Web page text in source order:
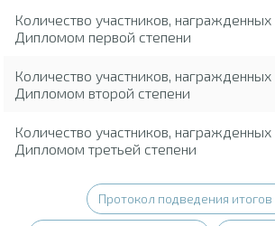
Количество участников, награжденных
Дипломом первой степени
Количество участников, награжденных
Дипломом второй степени
Количество участников, награжденных
Дипломом третьей степени
Протокол подведения